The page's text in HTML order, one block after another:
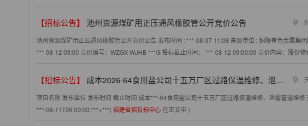
【招标公告】 池州资源煤矿用正压通风橡胶管公开竞价公告
池州资源煤矿用正压通风橡胶管公开竞价公告 发布时间 : ***-08-07 11:08 来源单位 : 铜陵有色金属集
***-08-12 09:00 竞价编号：WZGX-WJHB-***G 投标截止时间： ***-08-12 09:00:00 竞价内容：股份物
【招标公告】 成本2026-64食用盐公司十五万厂区过路保温维修、泄露管道维修询价公告
项目名称 发布单位 发布时间 截止时间 成本***-64食用盐公司十五万厂区过路保温维修、泄露管道维
***-08-11T06:00:00.***+***(福建省招投标中心在正文中 )